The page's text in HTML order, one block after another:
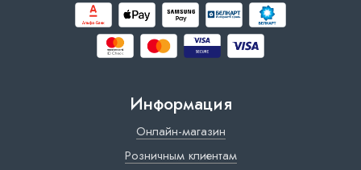
Информация
Онлайн-магазин
Розничным клиентам